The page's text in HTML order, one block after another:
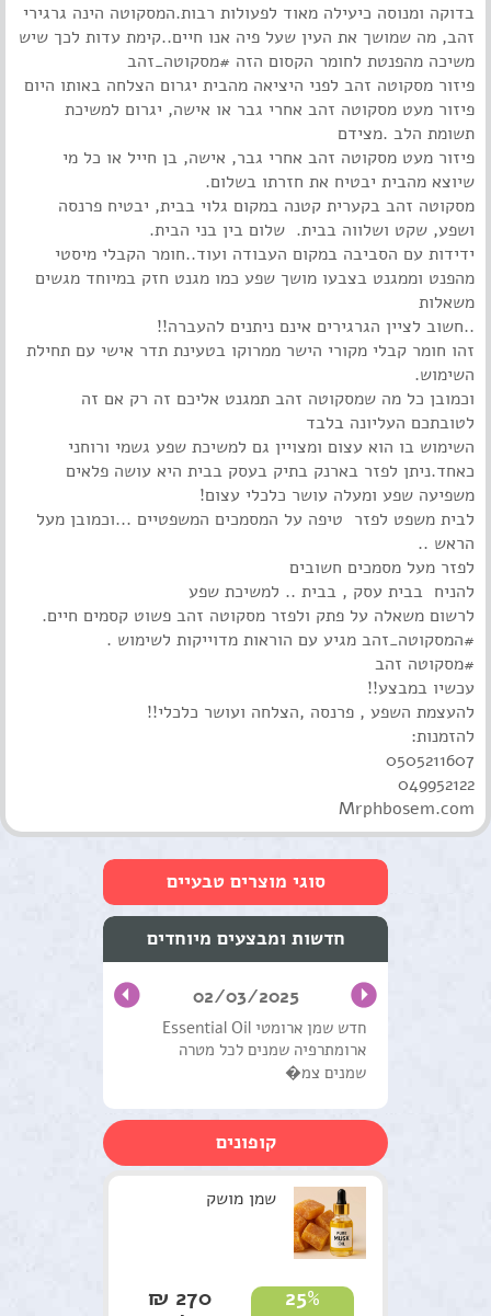
בדוקה ומנוסה כיעילה מאוד לפעולות רבות.המסקוטה הינה גרגירי
זהב, מה שמושך את העין שעל פיה אנו חיים..קימת עדות לכך שיש
משיכה מהפנטת לחומר הקסום הזה #מסקוטה_זהב
פיזור מסקוטה זהב לפני היציאה מהבית יגרום הצלחה באותו היום
‎פיזור מעט מסקוטה זהב אחרי גבר או אישה, יגרום למשיכת
תשומת הלב .מצידם
‎פיזור מעט מסקוטה זהב אחרי גבר, אישה, בן חייל או כל מי
שיוצא מהבית יבטיח את חזרתו בשלום.
‎מסקוטה זהב בקערית קטנה במקום גלוי בבית, יבטיח פרנסה
ושפע, שקט ושלווה בבית. שלום בין בני הבית.
‎ידידות עם הסביבה במקום העבודה ועוד..חומר הקבלי מיסטי
מהפנט וממגנט בצבעו מושך שפע כמו מגנט חזק במיוחד מגשים
משאלות
..חשוב לציין הגרגירים אינם ניתנים להעברה!!
זהו חומר קבלי מקורי הישר ממרוקו בטעינת תדר אישי עם תחילת
השימוש.
וכמובן כל מה שמסקוטה זהב תמגנט אליכם זה רק אם זה
לטובתכם העליונה בלבד
השימוש בו הוא עצום ומצויין גם למשיכת שפע גשמי ורוחני
כאחד.ניתן לפזר בארנק בתיק בעסק בבית היא עושה פלאים
משפיעה שפע ומעלה עושר כלכלי עצום!
לבית משפט לפזר טיפה על המסמכים המשפטיים ...וכמובן מעל
הראש ..
לפזר מעל מסמכים חשובים
להניח בבית עסק , בבית .. למשיכת שפע
לרשום משאלה על פתק ולפזר מסקוטה זהב פשוט קסמים חיים.
#המסקוטה_זהב מגיע עם הוראות מדוייקות לשימוש .
#מסקוטה זהב
עכשיו במבצע!!
להעצמת השפע , פרנסה ,הצלחה ועושר כלכלי!!
להזמנות:
0505211607
049952122
Mrphbosem.com
סוגי מוצרים טבעיים
טיפול וטיפוח השיער
מוצרים טבעים כללי
ערכות טיפוליות
סדנאות וקורסים
למטפלים
מתנות ירוקות
חדשות ומבצעים מיוחדים
02/03/2025
חדש שמן ארומטי Essential Oil
ארומתרפיה שמנים לכל מטרה
שמנים צמ�
קופונים
שמן מושק
25%
270 ₪